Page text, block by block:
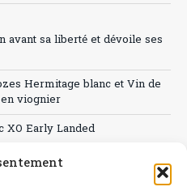
avant sa liberté et dévoile ses
Hermitage blanc et Vin de
en viognier
XO Early Landed
espagnole » ?